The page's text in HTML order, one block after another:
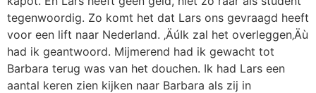
tegenwoordig. Zo komt het dat Lars ons gevraagd heeft
voor een lift naar Nederland. ‚ÄúIk zal het overleggen‚Äù
had ik geantwoord. Mijmerend had ik gewacht tot
Barbara terug was van het douchen. Ik had Lars een
aantal keren zien kijken naar Barbara als zij in